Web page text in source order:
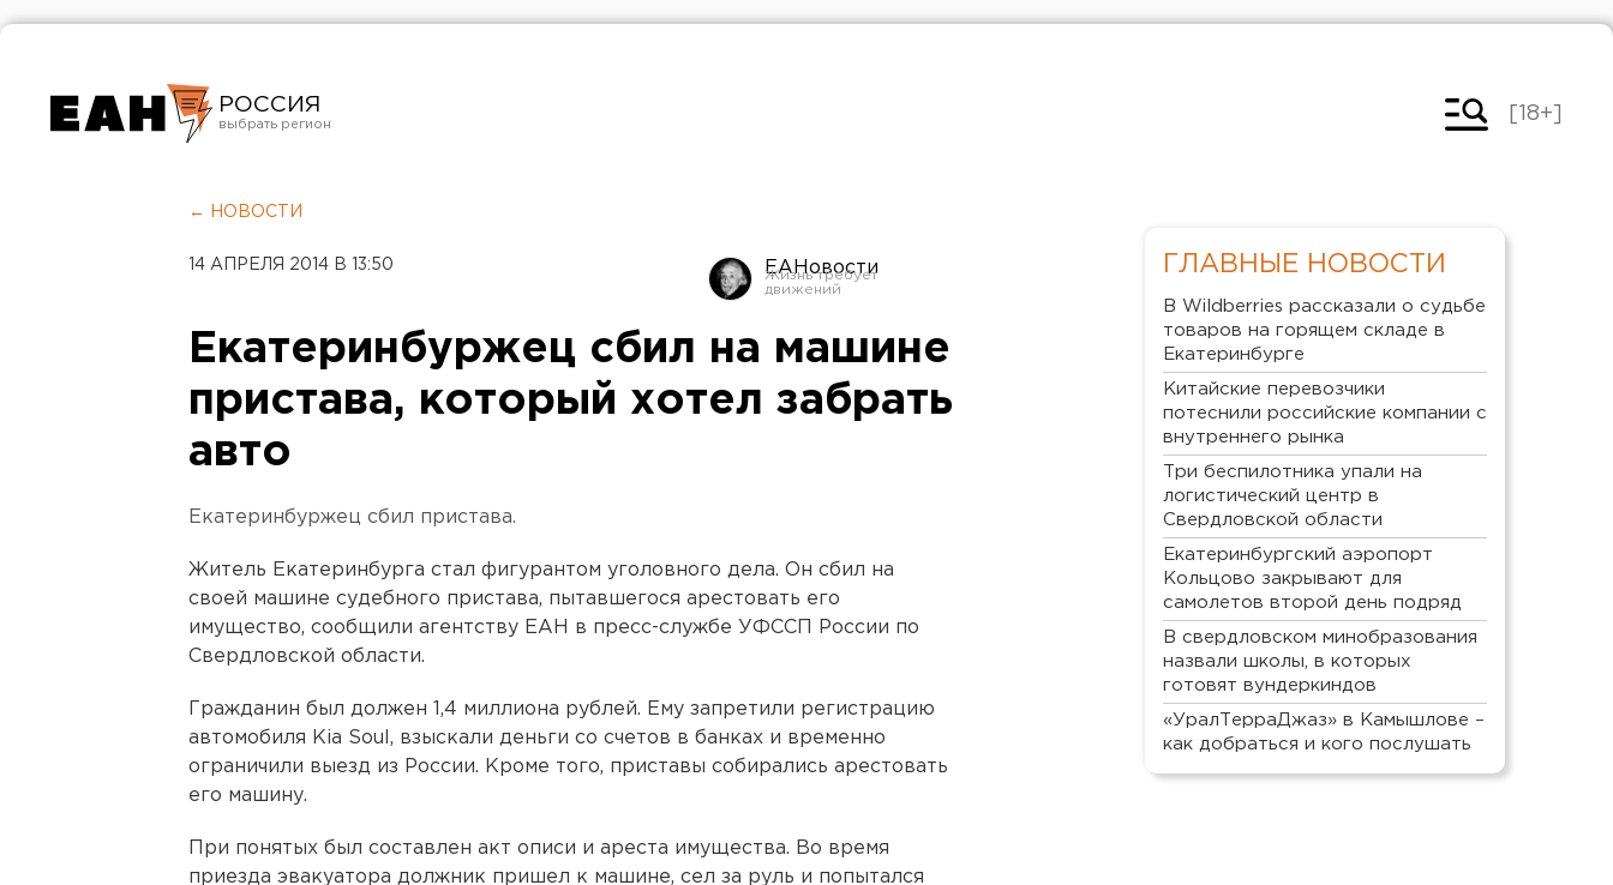
РОССИЯ
Челябинск
[18+]
← НОВОСТИ
14 АПРЕЛЯ 2014 В 13:50 ЕАНовости
Екатеринбуржец сбил на машине
пристава, который хотел забрать
авто
Екатеринбуржец сбил пристава.
Житель Екатеринбурга стал фигурантом уголовного дела. Он сбил на
своей машине судебного пристава, пытавшегося арестовать его
имущество, сообщили агентству ЕАН в пресс-службе УФССП России по
Свердловской области.
Гражданин был должен 1,4 миллиона рублей. Ему запретили регистрацию
автомобиля Kia Soul, взыскали деньги со счетов в банках и временно
ограничили выезд из России. Кроме того, приставы собирались арестовать
его машину.
При понятых был составлен акт описи и ареста имущества. Во время
приезда эвакуатора должник пришел к машине, сел за руль и попытался
ГЛАВНЫЕ НОВОСТИ
В Wildberries рассказали о судьбе
товаров на горящем складе в
Екатеринбурге
Китайские перевозчики
потеснили российские компании с
внутреннего рынка
Три беспилотника упали на
логистический центр в
Свердловской области
Екатеринбургский аэропорт
Кольцово закрывают для
самолетов второй день подряд
В свердловском минобразования
назвали школы, в которых
готовят вундеркиндов
«УралТерраДжаз» в Камышлове –
как добраться и кого послушать